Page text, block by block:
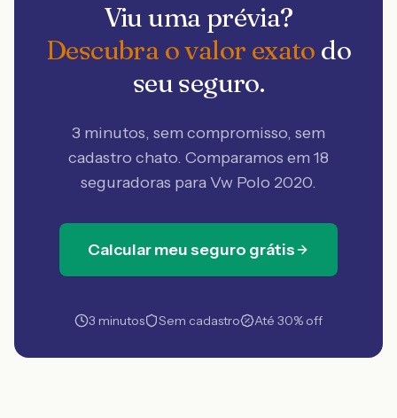
Viu uma prévia?
Descubra o valor exato do
seu seguro.
3 minutos, sem compromisso, sem
cadastro chato. Comparamos em 18
seguradoras para Vw Polo 2020.
Calcular meu seguro grátis
3 minutos Sem cadastro Até 30% off